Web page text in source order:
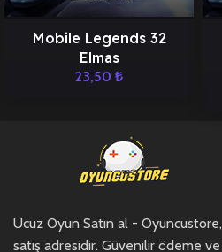
Mobile Legends 32
Elmas
23,50 ₺
Ucuz Oyun Satın al -
satış adresidir. Güvenilir ödeme